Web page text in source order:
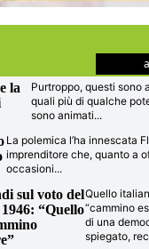
la
Purtroppo, questi sono
quali più di qualche
sono animati...
La polemica l’ha innescata
imprenditore che, quanto a
occasioni...
sul voto del
“Quello
Quello
“cammino
di una
spiegato,